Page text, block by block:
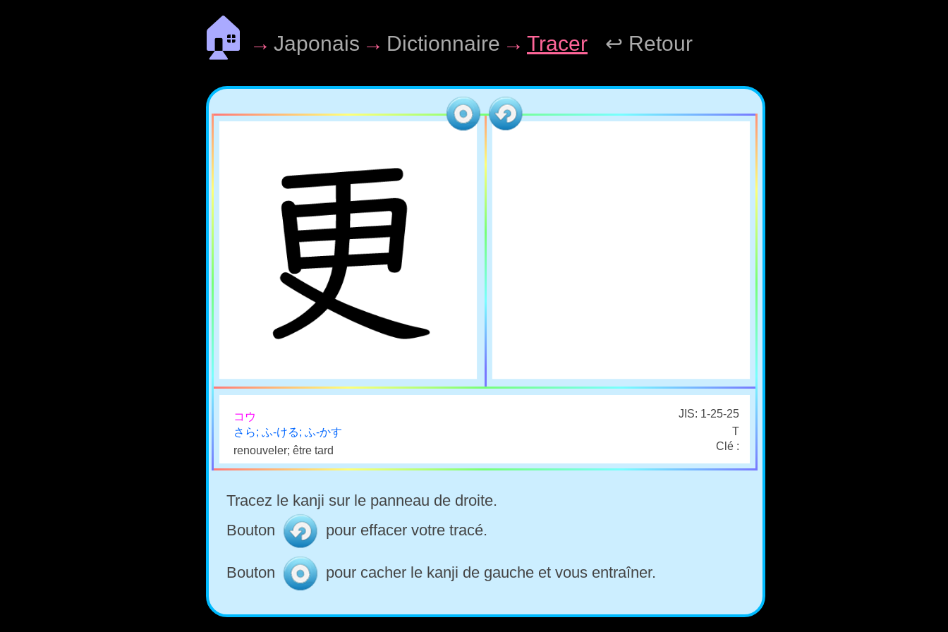
🏠 → Japonais → Dictionnaire → Tracer ↩ Retour
コウ
JIS: 1-25-25
さら; ふ-ける; ふ-かす
T
renouveler; être tard
Clé :
Tracez le kanji sur le panneau de droite.
Bouton
pour effacer votre tracé.
Bouton pour cacher le kanji de gauche et vous entraîner.